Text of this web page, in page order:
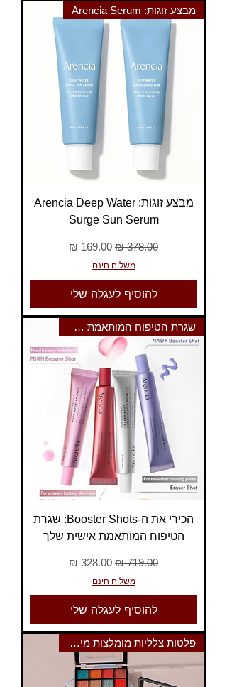
מבצע זוגות: Arencia Serum
מבצע זוגות: Arencia Deep Water
Surge Sun Serum
מחיר רגיל מחיר מבצע
משלוח חינם
להוסיף לעגלה שלי
שגרת הטיפוח המותאמת אישית שלך
הכירי את ה-Booster Shots: שגרת
הטיפוח המותאמת אישית שלך
מחיר רגיל מחיר מבצע
משלוח חינם
להוסיף לעגלה שלי
פלטות צלליות מומלצות מיס לארה